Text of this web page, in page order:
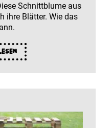
Schnittblume aus
ihre Blätter. Wie das